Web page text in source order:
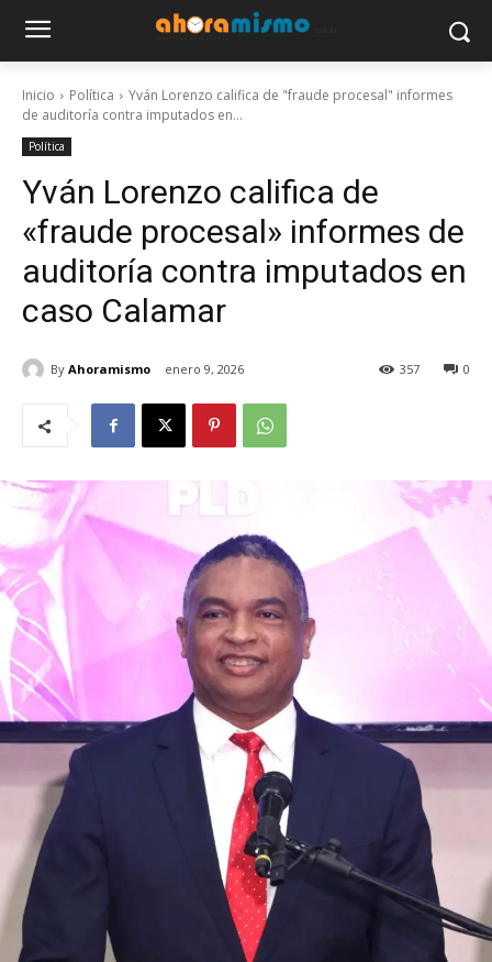
Inicio Política
Yván Lorenzo califica de "fraude procesal" informes
de auditoría contra imputados en...
Política
Yván Lorenzo califica de
«fraude procesal» informes de
auditoría contra imputados en
caso Calamar
By Ahoramismo enero 9, 2026 0
357